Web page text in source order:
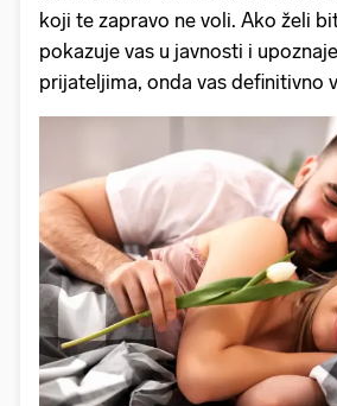
koji te zapravo ne voli. Ako želi
pokazuje vas u javnosti i
prijateljima, onda vas definitivno